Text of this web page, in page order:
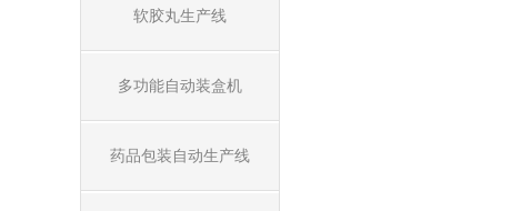
软胶丸生产线
多功能自动装盒机
药品包装自动生产线